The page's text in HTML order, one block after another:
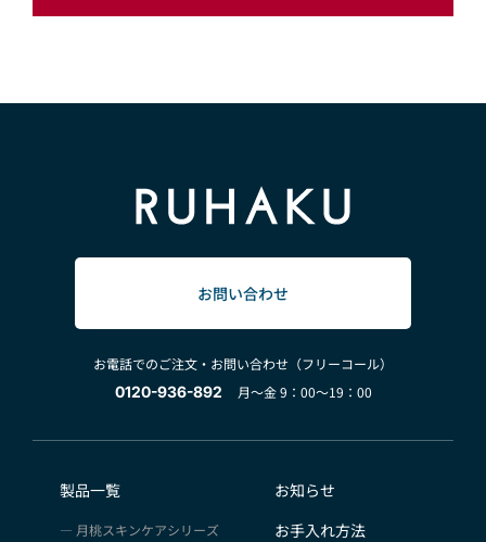
お問い合わせ
お電話でのご注文・お問い合わせ（フリーコール）
0120-936-892
月～金 9：00～19：00
製品一覧
月桃スキンケアシリーズ
お知らせ
お手入れ方法